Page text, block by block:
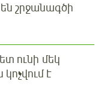
շրջանագծի
ունի մեկ
է